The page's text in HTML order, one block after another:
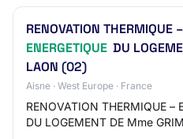
RENOVATION THERMIQUE –
ENERGETIQUE DU
LAON (02)
Aisne · West Europe · France
RENOVATION THERMIQUE –
DU LOGEMENT DE Mme